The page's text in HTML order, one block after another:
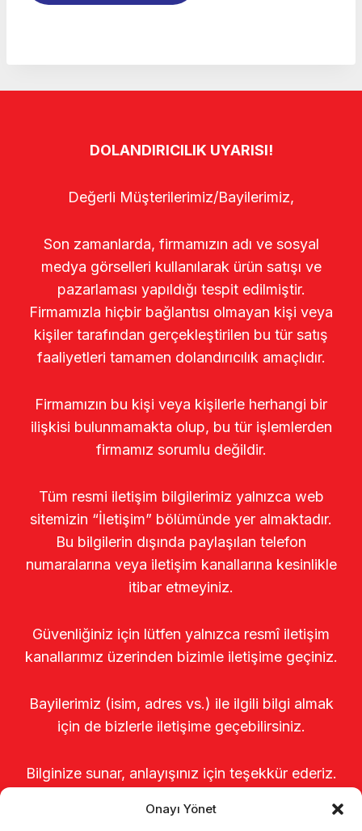
Onayı Yönet
DOLANDIRICILIK UYARISI!
Değerli Müşterilerimiz/Bayilerimiz,
Son zamanlarda, firmamızın adı ve sosyal
medya görselleri kullanılarak ürün satışı ve
pazarlaması yapıldığı tespit edilmiştir.
Firmamızla hiçbir bağlantısı olmayan kişi veya
kişiler tarafından gerçekleştirilen bu tür satış
faaliyetleri tamamen dolandırıcılık amaçlıdır.
Firmamızın bu kişi veya kişilerle herhangi bir
ilişkisi bulunmamakta olup, bu tür işlemlerden
firmamız sorumlu değildir.
Tüm resmi iletişim bilgilerimiz yalnızca web
sitemizin “İletişim” bölümünde yer almaktadır.
Bu bilgilerin dışında paylaşılan telefon
numaralarına veya iletişim kanallarına kesinlikle
itibar etmeyiniz.
Güvenliğiniz için lütfen yalnızca resmî iletişim
kanallarımız üzerinden bizimle iletişime geçiniz.
Bayilerimiz (isim, adres vs.) ile ilgili bilgi almak
için de bizlerle iletişime geçebilirsiniz.
Bilginize sunar, anlayışınız için teşekkür ederiz.